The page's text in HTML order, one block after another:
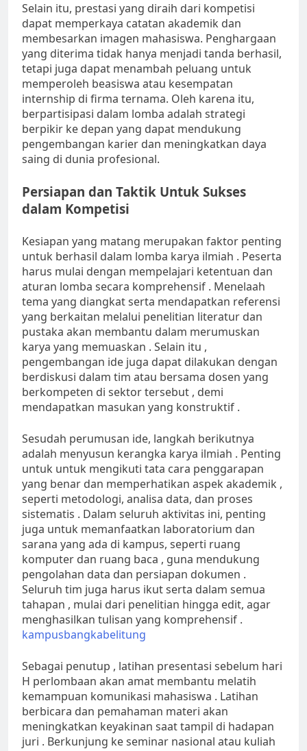
Selain itu, prestasi yang diraih dari kompetisi
dapat memperkaya catatan akademik dan
membesarkan imagen mahasiswa. Penghargaan
yang diterima tidak hanya menjadi tanda berhasil,
tetapi juga dapat menambah peluang untuk
memperoleh beasiswa atau kesempatan
internship di firma ternama. Oleh karena itu,
berpartisipasi dalam lomba adalah strategi
berpikir ke depan yang dapat mendukung
pengembangan karier dan meningkatkan daya
saing di dunia profesional.
Persiapan dan Taktik Untuk Sukses
dalam Kompetisi
Kesiapan yang matang merupakan faktor penting
untuk berhasil dalam lomba karya ilmiah . Peserta
harus mulai dengan mempelajari ketentuan dan
aturan lomba secara komprehensif . Menelaah
tema yang diangkat serta mendapatkan referensi
yang berkaitan melalui penelitian literatur dan
pustaka akan membantu dalam merumuskan
karya yang memuaskan . Selain itu ,
pengembangan ide juga dapat dilakukan dengan
berdiskusi dalam tim atau bersama dosen yang
berkompeten di sektor tersebut , demi
mendapatkan masukan yang konstruktif .
Sesudah perumusan ide, langkah berikutnya
adalah menyusun kerangka karya ilmiah . Penting
untuk untuk mengikuti tata cara penggarapan
yang benar dan memperhatikan aspek akademik ,
seperti metodologi, analisa data, dan proses
sistematis . Dalam seluruh aktivitas ini, penting
juga untuk memanfaatkan laboratorium dan
sarana yang ada di kampus, seperti ruang
komputer dan ruang baca , guna mendukung
pengolahan data dan persiapan dokumen .
Seluruh tim juga harus ikut serta dalam semua
tahapan , mulai dari penelitian hingga edit, agar
menghasilkan tulisan yang komprehensif .
kampusbangkabelitung
Sebagai penutup , latihan presentasi sebelum hari
H perlombaan akan amat membantu melatih
kemampuan komunikasi mahasiswa . Latihan
berbicara dan pemahaman materi akan
meningkatkan keyakinan saat tampil di hadapan
juri . Berkunjung ke seminar nasional atau kuliah